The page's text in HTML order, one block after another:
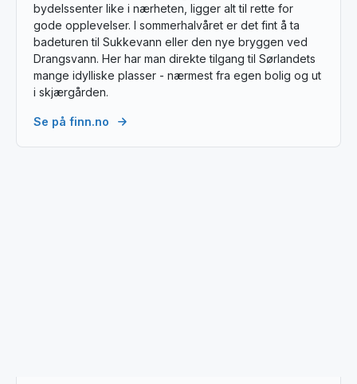
bydelssenter like i nærheten, ligger alt til rette for
gode opplevelser. I sommerhalvåret er det fint å ta
badeturen til Sukkevann eller den nye bryggen ved
Drangsvann. Her har man direkte tilgang til Sørlandets
mange idylliske plasser - nærmest fra egen bolig og ut
i skjærgården.
Se på finn.no